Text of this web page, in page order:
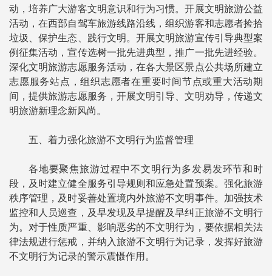
动，培养广大游客文明意识和行为习惯。开展文明旅游公益
活动，在西部自驾车旅游线路沿线，组织游客和志愿者捡拾
垃圾、保护生态、践行文明。开展文明旅游宣传引导典型案
例征集活动，宣传选树一批先进典型，推广一批先进经验。
深化文明旅游志愿服务活动，在各大景区景点公共场所建立
志愿服务站点，组织志愿者在重要时间节点或重大活动期
间，提供旅游志愿服务，开展文明引导、文明劝导，传递文
明旅游新理念新风尚。
五、着力强化旅游不文明行为监督管理
各地要聚焦旅游过程中不文明行为多发易发环节和时
段，及时建立健全服务引导规则和应急处置预案。强化旅游
秩序管理，及时妥善处置境内外旅游不文明事件。加强技术
监控和人员巡查，及早发现及早提醒及早纠正旅游不文明行
为。对于性质严重、影响恶劣的不文明行为，要依据相关法
律法规进行惩戒，并纳入旅游不文明行为记录，发挥好旅游
不文明行为记录的警示震慑作用。